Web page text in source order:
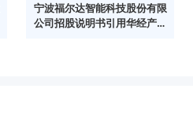
宁波福尔达智能科技股份有限
公司招股说明书引用华经产业